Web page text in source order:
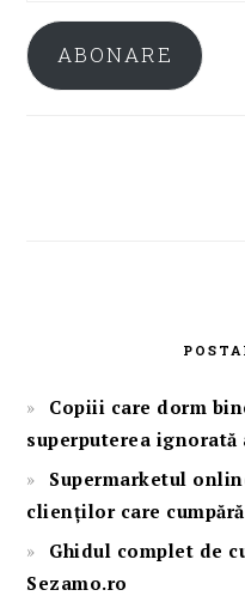
ABONARE
Copiii care dorm
superputerea
Supermarketul
clienților care
Ghidul complet de
Sezamo.ro